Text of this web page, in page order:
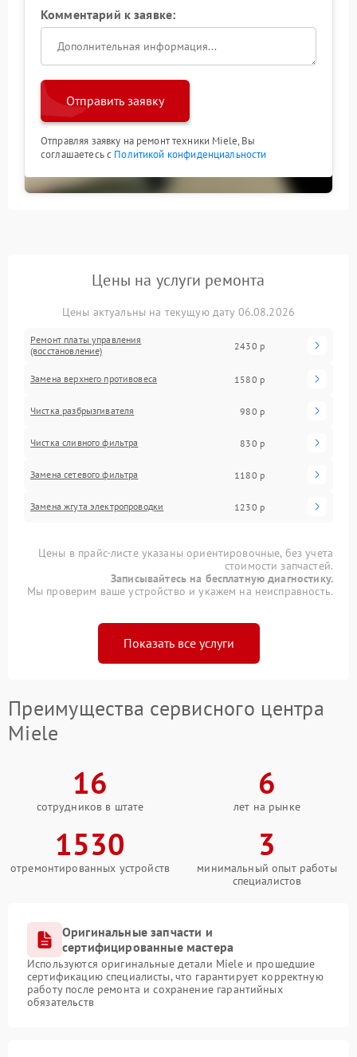
Комментарий к заявке:
Отправить заявку
Отправляя заявку на ремонт техники Miele, Вы
соглашаетесь с Политикой конфиденциальности
Цены на услуги ремонта
Цены актуальны на текущую дату 06.08.2026
Ремонт платы управления
(восстановление)
2430 р
Замена верхнего противовеса 1580 р
Чистка разбрызгивателя 980 р
Чистка сливного фильтра 830 р
Замена сетевого фильтра 1180 р
Замена жгута электропроводки 1230 р
Цены в прайс-листе указаны ориентировочные, без учета
стоимости запчастей.
Записывайтесь на бесплатную диагностику.
Мы проверим ваше устройство и укажем на неисправность.
Показать все услуги
Преимущества сервисного центра
Miele
16
сотрудников в штате
6
лет на рынке
1530
отремонтированных устройств
3
минимальный опыт работы
специалистов
Оригинальные запчасти и
сертифицированные мастера
Используются оригинальные детали Miele и прошедшие
сертификацию специалисты, что гарантирует корректную
работу после ремонта и сохранение гарантийных
обязательств